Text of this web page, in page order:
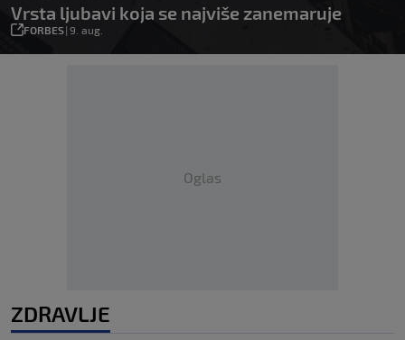
Vrsta ljubavi koja se najviše zanemaruje
FORBES| 9. aug.
Oglas
ZDRAVLJE